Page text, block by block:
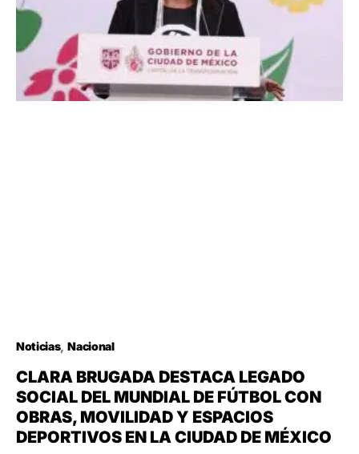
Noticias Nacional
CLARA BRUGADA DESTACA LEGADO
SOCIAL DEL MUNDIAL DE FÚTBOL CON
OBRAS, MOVILIDAD Y ESPACIOS
DEPORTIVOS EN LA CIUDAD DE MÉXICO